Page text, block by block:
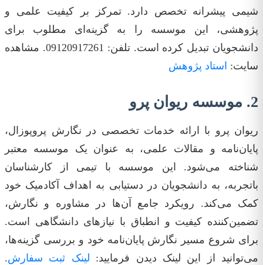
شیمی پیشرانه تخصص دارد. تمرکز بر کیفیت علمی و
پژوهشی، این موسسه را به گزینه‌ای مطلوب برای
دانشجویان تبدیل کرده است. تلفن: 09120917261. مشاهده
سایت: استاد پژوهش
2. موسسه ریوان پرو
ریوان پرو با ارائه خدمات تخصصی در نگارش پروپوزال،
پایان‌نامه و مقالات علمی، به عنوان یک موسسه‌ معتبر
شناخته می‌شود. این موسسه‌ با تیمی از کارشناسان
باتجربه، به دانشجویان در دستیابی به اهداف آکادمیک خود
کمک می‌کند. رویکرد جامع آن‌ها در مشاوره و نگارش،
تضمین‌کننده کیفیت و انطباق با نیازهای دانشگاهی است.
برای شروع مسیر نگارش پایان‌نامه خود و بررسی گزینه‌ها،
می‌توانید از این لینک دیدن فرمایید: لینک ثبت سفارش.